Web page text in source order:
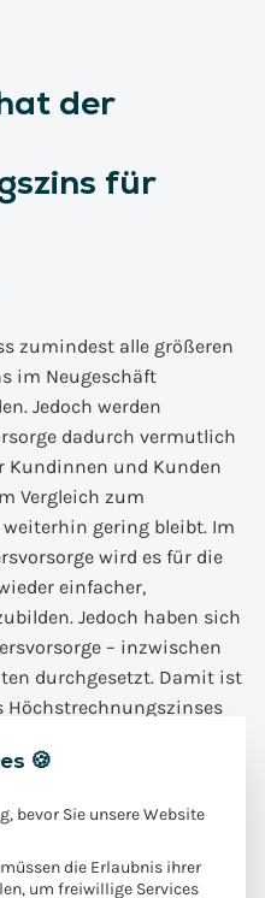
der
für
zumindest alle größeren
im Neugeschäft
Jedoch werden
dadurch vermutlich
Kundinnen und Kunden
Vergleich zum
gering bleibt. Im
wird es für die
einfacher,
Jedoch haben sich
– inzwischen
durchgesetzt. Damit ist
Höchstrechnungszinses
🍪
bevor Sie unsere Website
die Erlaubnis ihrer
um freiwillige Services